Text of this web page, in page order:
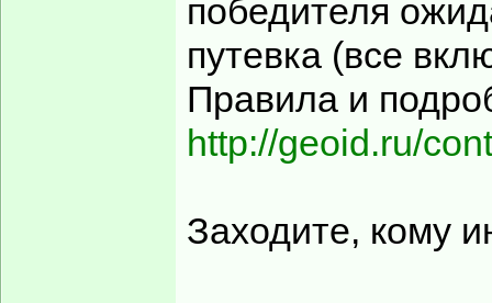
победителя
путевка (все
Правила и
http://geoid.ru/
Заходите, кому